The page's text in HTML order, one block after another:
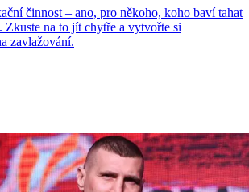
činnost – ano, pro někoho, koho baví tahat
Zkuste na to jít chytře a vytvořte si
zavlažování.